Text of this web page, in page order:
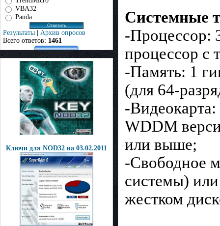
VBA32
Panda
Результаты | Архив опросов
Всего ответов: 1461
Ключи для NOD32 на 03.02.2011
Системные
-Процессор:
процессор с
-Память: 1
(для 64-
-
WDDM
или выше;
-Свободное
системы)
жестком